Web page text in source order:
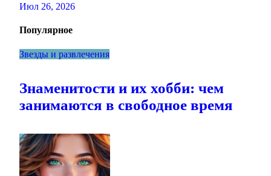
Июл 26, 2026
Популярное
Звезды и развлечения
Знаменитости и их хобби: чем
занимаются в свободное время